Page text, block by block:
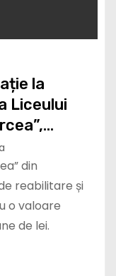
la
Liceului
de
din
reabilitare și
o valoare
de lei.